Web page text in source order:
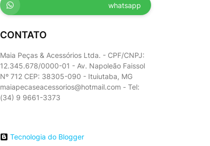
whatsapp
CONTATO
Maia Peças & Acessórios Ltda. - CPF/CNPJ:
12.345.678/0000-01 - Av. Napoleão Faissol
Nº 712 CEP: 38305-090 - Ituiutaba, MG
maiapecaseacessorios@hotmail.com - Tel:
(34) 9 9661-3373
Tecnologia do Blogger